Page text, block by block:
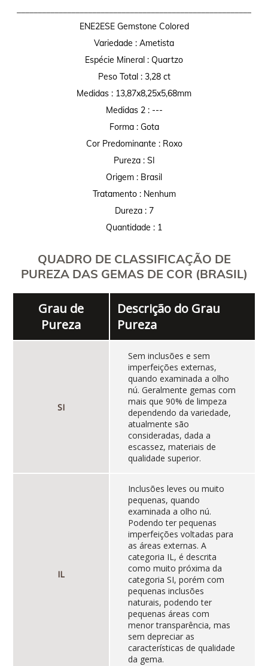
ENE2ESE Gemstone Colored
Variedade : Ametista
Espécie Mineral : Quartzo
Peso Total : 3,28 ct
Medidas : 13,87x8,25x5,68mm
Medidas 2 : ---
Forma : Gota
Cor Predominante : Roxo
Pureza : SI
Origem : Brasil
Tratamento : Nenhum
Dureza : 7
Quantidade : 1
QUADRO DE CLASSIFICAÇÃO DE
PUREZA DAS GEMAS DE COR (BRASIL)
Grau de
Pureza
Descrição do Grau
Pureza
SI
Sem inclusões e sem
imperfeições externas,
quando examinada a olho
nú. Geralmente gemas com
mais que 90% de limpeza
dependendo da variedade,
atualmente são
consideradas, dada a
escassez, materiais de
qualidade superior.
IL
Inclusões leves ou muito
pequenas, quando
examinada a olho nú.
Podendo ter pequenas
imperfeições voltadas para
as áreas externas. A
categoria IL, é descrita
como muito próxima da
categoria SI, porém com
pequenas inclusões
naturais, podendo ter
pequenas áreas com
menor transparência, mas
sem depreciar as
características de qualidade
da gema.